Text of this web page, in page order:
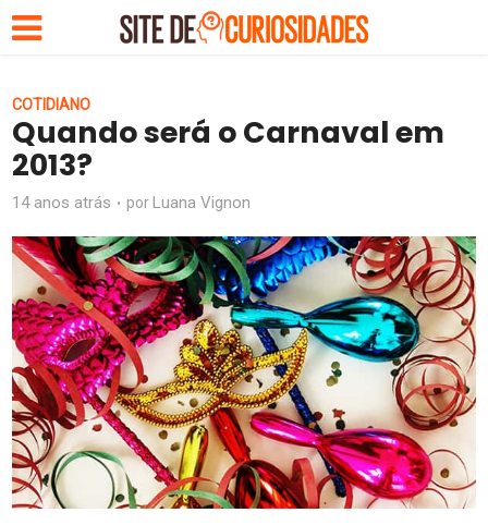
COTIDIANO
Quando será o Carnaval em
2013?
14 anos atrás por Luana Vignon